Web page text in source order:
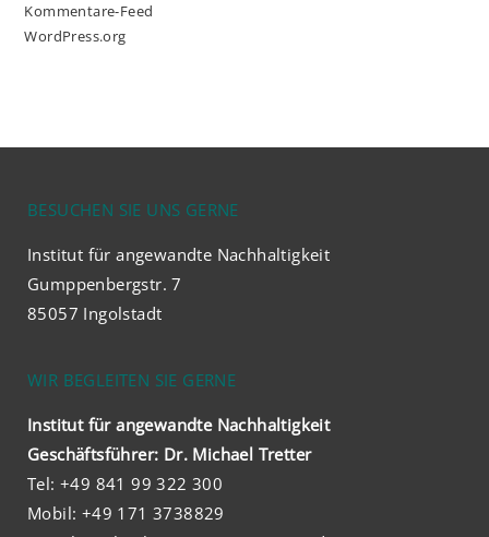
Kommentare-Feed
WordPress.org
BESUCHEN SIE UNS GERNE
Institut für angewandte Nachhaltigkeit
Gumppenbergstr. 7
85057 Ingolstadt
WIR BEGLEITEN SIE GERNE
Institut für angewandte Nachhaltigkeit
Geschäftsführer: Dr. Michael Tretter
Tel: +49 841 99 322 300
Mobil: +49 171 3738829